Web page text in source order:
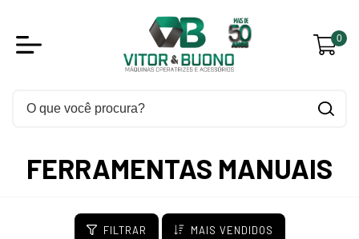
0
FERRAMENTAS MANUAIS
FILTRAR MAIS VENDIDOS